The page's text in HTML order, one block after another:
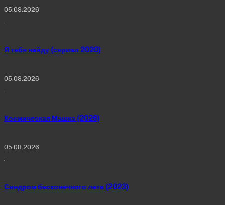
05.08.2026
Я тебя найду (сериал 2020)
05.08.2026
Космическая Машка (2026)
05.08.2026
Синдром бесконечного лета (2023)